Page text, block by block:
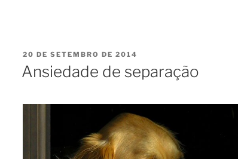
20 DE SETEMBRO DE 2014
Ansiedade de separação